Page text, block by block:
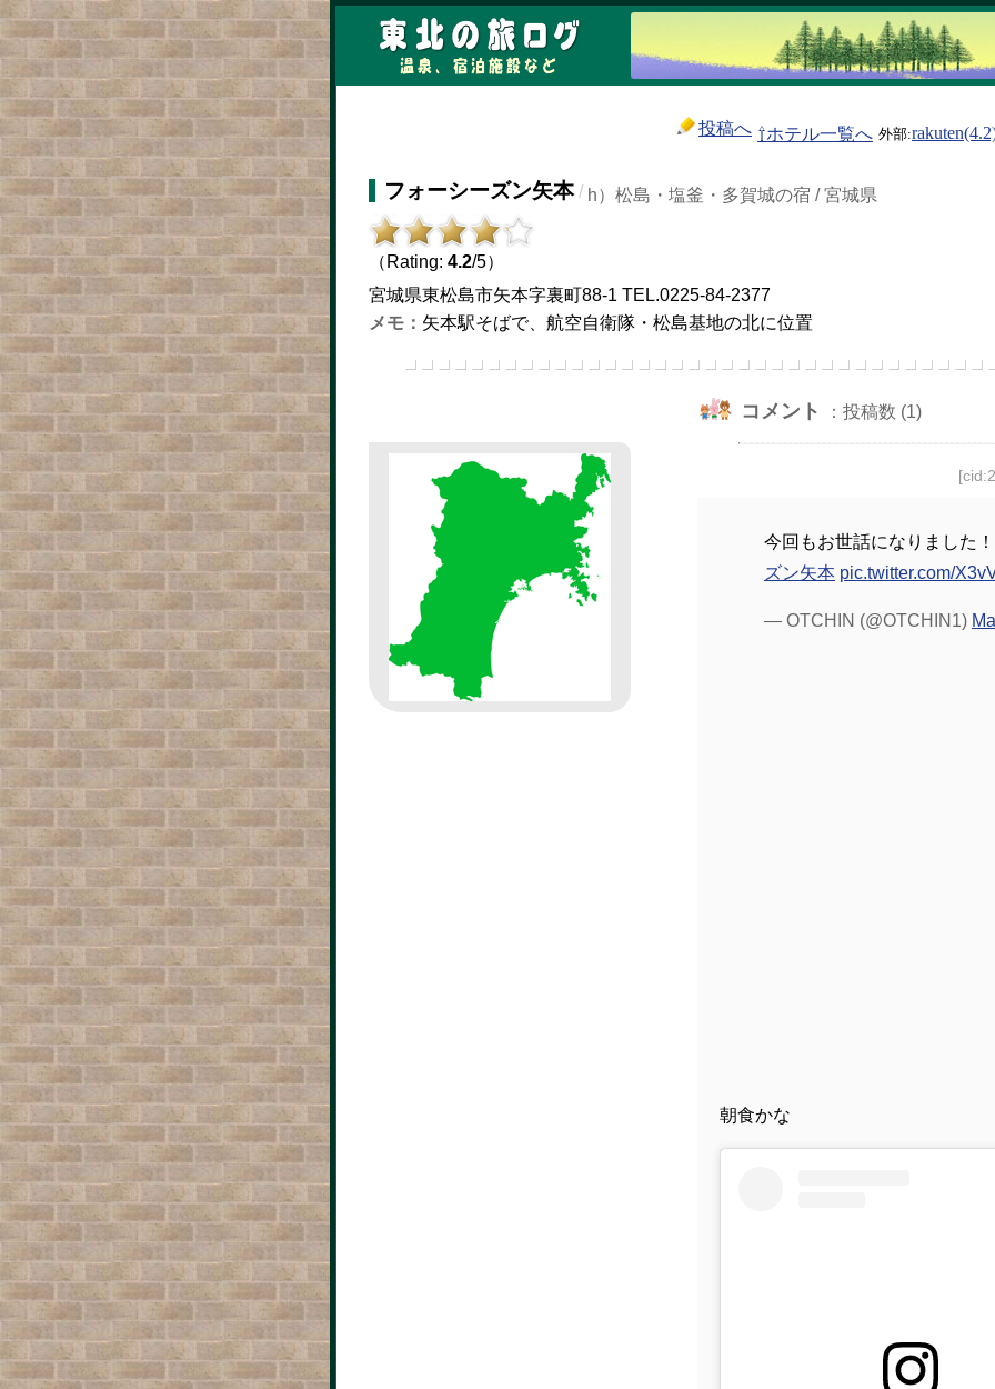
投稿へ ⇧ホテル一覧へ
フォーシーズン矢本 / h）松島・塩釜・多賀城の宿 / 宮城県
（Rating: 4.2/5）
宮城県東松島市矢本字裏町88-1 TEL.0225-84-2377
矢本駅そばで、航空自衛隊・松島基地の北に位置
コメント ：投稿数 (1)
今回もお世話になりました！
ズン矢本 pic.twitter.com/
— OTCHIN (@OTCHIN1)
朝食かな